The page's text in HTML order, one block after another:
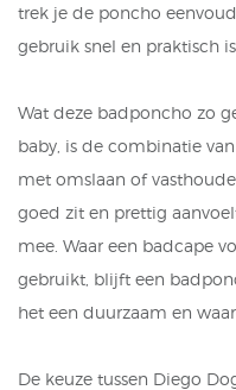
trek je de poncho
gebruik snel en praktisch is.
Wat deze badponcho zo
baby, is de combinatie
met omslaan of
goed zit en prettig
mee. Waar een badcape
gebruikt, blijft een
het een duurzaam en
De keuze tussen Diego